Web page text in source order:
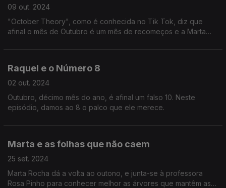
09 out. 2024
"October Theory", como é conhecida no Tik Tok, diz que
afinal o mês de Outubro é um mês de recomeços e a Marta
Raquel e o Número 8
02 out. 2024
Outubro, décimo mês do ano, é afinal um falso 10. Neste
episódio, damos ao 8 o palco que ele merece.
Marta e as folhas que não caem
25 set. 2024
Marta Rocha dá a volta ao outono, e junta-se à professora
Rosa Pinho para conhecer melhor as árvores que mantêm as